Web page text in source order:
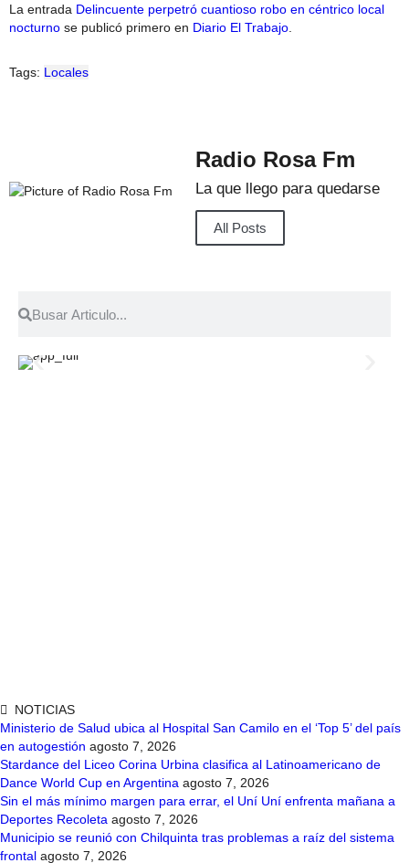
La entrada Delincuente perpetró cuantioso robo en céntrico local
nocturno se publicó primero en Diario El Trabajo
Tags: Locales
Radio Rosa Fm
La que llego para quedarse
All Posts
NOTICIAS
Ministerio de Salud ubica al Hospital San Camilo en el ‘Top 5’ del país
en autogestión agosto 7, 2026
Stardance del Liceo Corina Urbina clasifica al Latinoamericano de
Dance World Cup en Argentina agosto 7, 2026
Sin el más mínimo margen para errar, el Uní Uní enfrenta mañana a
Deportes Recoleta agosto 7, 2026
Municipio se reunió con Chilquinta tras problemas a raíz del sistema
frontal agosto 7, 2026